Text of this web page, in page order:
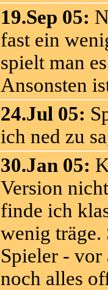
19.Sep 05:
fast ein
spielt man
Ansonsten
24.Jul 05:
ich ned zu
30.Jan 05:
Version
finde ich
wenig träge.
Spieler -
noch alles